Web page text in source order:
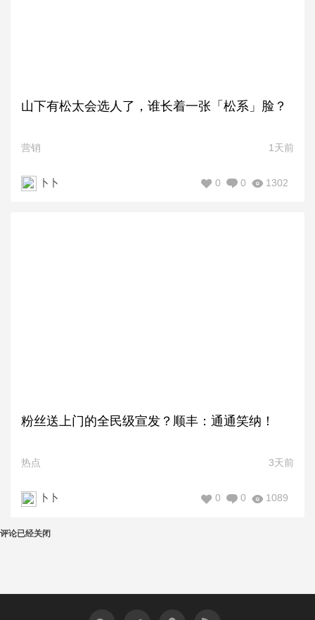
山下有松太会选人了，谁长着一张「松系」脸？
营销 1天前
卜卜 1302
0
0
粉丝送上门的全民级宣发？顺丰：通通笑纳！
热点 3天前
卜卜 1089
0
0
评论已经关闭